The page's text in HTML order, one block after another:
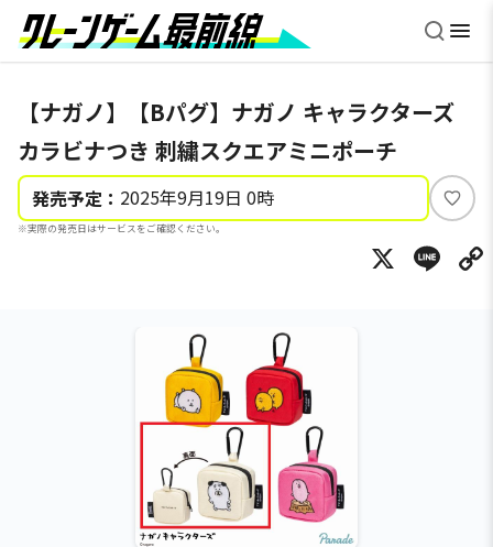
【ナガノ】【Bパグ】ナガノ キャラクターズ
カラビナつき 刺繍スクエアミニポーチ
発売予定： 2025年9月19日 0時
※実際の発売日はサービスをご確認ください。
い
ね
X